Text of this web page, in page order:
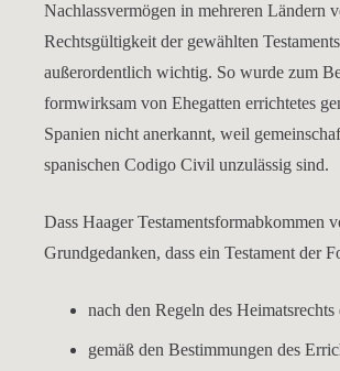
Nachlassvermögen in mehreren Ländern
Rechtsgültigkeit der gewählten
außerordentlich wichtig. So wurde zum
formwirksam von Ehegatten errichtetes
Spanien nicht anerkannt, weil
spanischen Codigo Civil unzulässig sind.
Dass Haager Testamentsformabkommen
Grundgedanken, dass ein Testament der
nach den Regeln des Heimatsrechts
gemäß den Bestimmungen des